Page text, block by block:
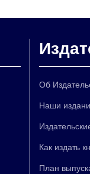
Об
Наши
Как издать
План